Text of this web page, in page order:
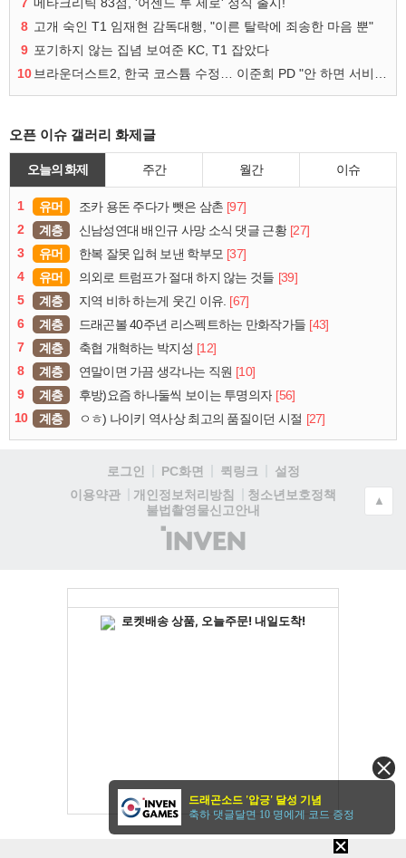
7 메타크리틱 83점, '어센드 투 제로' 정식 출시!
8 고개 숙인 T1 임재현 감독대행, "이른 탈락에 죄송한 마음 뿐"
9 포기하지 않는 집념 보여준 KC, T1 잡았다
10
브라운더스트2, 한국 코스튬 수정… 이준희 PD "안 하면 서비스 지속 불가"
오픈 이슈 갤러리 화제글
오늘의 화제 주간 월간 이슈
1 유머 조카 용돈 주다가 뺏은 삼촌 [97]
2
계층 신남성연대 배인규 사망 소식 댓글 근황 [27]
3
유머 한복 잘못 입혀 보낸 학부모 [37]
4
유머 의외로 트럼프가 절대 하지 않는 것들 [39]
5
계층 지역 비하 하는게 웃긴 이유. [67]
6
계층 드래곤볼 40주년 리스펙트하는 만화작가들 [43]
7
계층 축협 개혁하는 박지성 [12]
8
계층 연말이면 가끔 생각나는 직원 [10]
9
계층 후방)요즘 하나둘씩 보이는 투명의자 [56]
10
계층 ㅇㅎ) 나이키 역사상 최고의 품질이던 시절 [27]
로그인 PC화면 퀵링크
설정
이용약관
개인정보처리방침
청소년보호정책
불법촬영물신고안내
(주)
인
▲
드래곤소드 '압긍' 달성 기념
축하 댓글달면 10 명에게 코드 증정